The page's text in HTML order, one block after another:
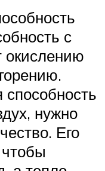
с
окислению
нужно
Его